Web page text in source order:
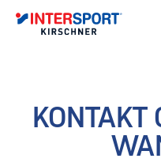
KONTAKT